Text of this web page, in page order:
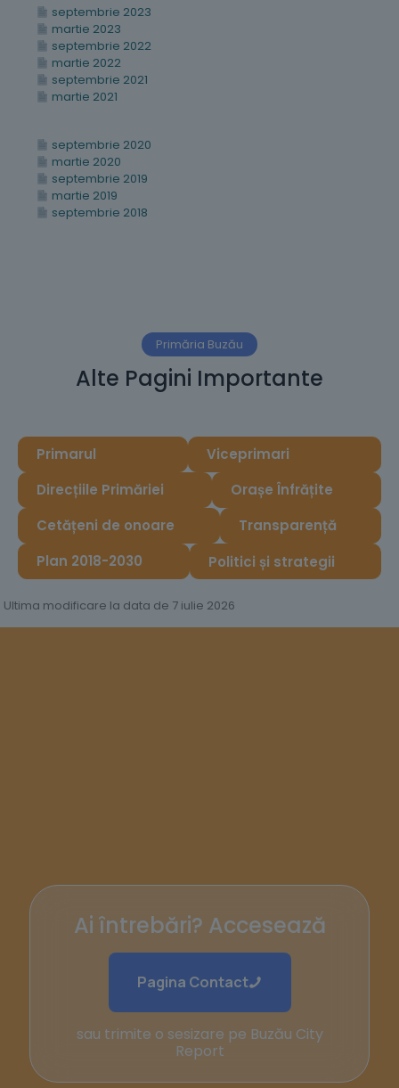
septembrie 2023
martie 2023
septembrie 2022
martie 2022
septembrie 2021
martie 2021
septembrie 2020
martie 2020
septembrie 2019
martie 2019
septembrie 2018
Primăria Buzău
Alte Pagini Importante
Primarul
Viceprimari
Direcțiile Primăriei
Orașe Înfrățite
Cetățeni de onoare
Transparență
Plan 2018-2030
Politici și strategii
Ultima modificare la data de 7 iulie 2026
Ai întrebări? Accesează
Pagina Contact
sau trimite o sesizare pe Buzău City
Report